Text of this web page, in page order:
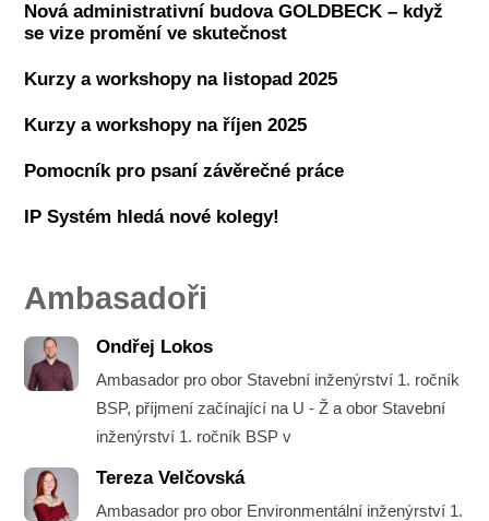
Nová administrativní budova GOLDBECK – když
se vize promění ve skutečnost
Kurzy a workshopy na listopad 2025
Kurzy a workshopy na říjen 2025
Pomocník pro psaní závěrečné práce
IP Systém hledá nové kolegy!
Ambasadoři
Ondřej Lokos
Ambasador pro obor Stavební inženýrství 1. ročník
BSP, příjmení začínající na U - Ž a obor Stavební
inženýrství 1. ročník BSP v
Tereza Velčovská
Ambasador pro obor Environmentální inženýrství 1.